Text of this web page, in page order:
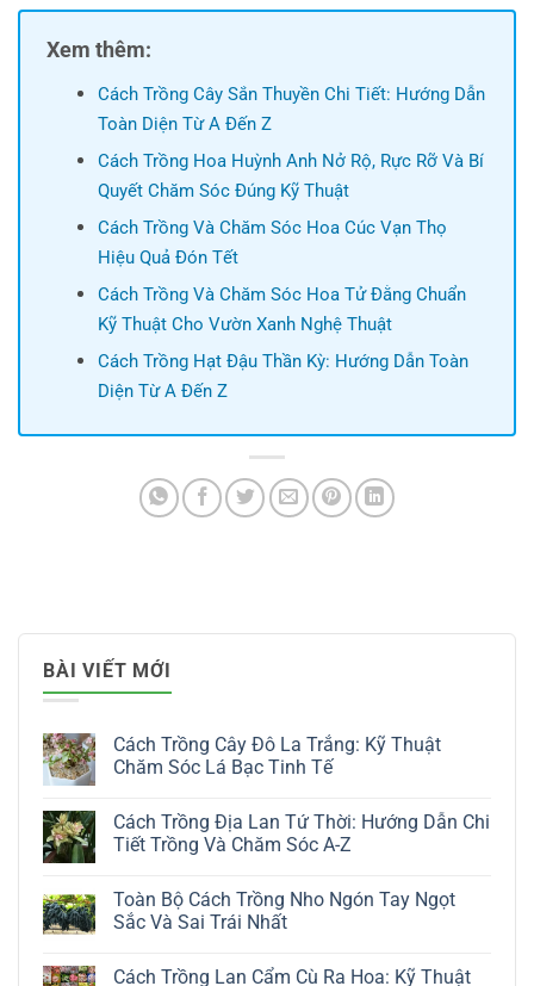
Xem thêm:
Cách Trồng Cây Sắn Thuyền Chi Tiết: Hướng Dẫn
Toàn Diện Từ A Đến Z
Cách Trồng Hoa Huỳnh Anh Nở Rộ, Rực Rỡ Và Bí
Quyết Chăm Sóc Đúng Kỹ Thuật
Cách Trồng Và Chăm Sóc Hoa Cúc Vạn Thọ
Hiệu Quả Đón Tết
Cách Trồng Và Chăm Sóc Hoa Tử Đằng Chuẩn
Kỹ Thuật Cho Vườn Xanh Nghệ Thuật
Cách Trồng Hạt Đậu Thần Kỳ: Hướng Dẫn Toàn
Diện Từ A Đến Z
BÀI VIẾT MỚI
Cách Trồng Cây Đô La Trắng: Kỹ Thuật
Chăm Sóc Lá Bạc Tinh Tế
bình
luận
Cây
Đô
La
Thuật
Cách Trồng Địa Lan Tứ Thời: Hướng Dẫn Chi
Tiết Trồng Và Chăm Sóc A-Z
bình
luận
ở
Địa
Toàn Bộ Cách Trồng Nho Ngón Tay Ngọt
Sắc Và Sai Trái Nhất
bình
Cách Trồng Lan Cẩm Cù Ra Hoa: Kỹ Thuật